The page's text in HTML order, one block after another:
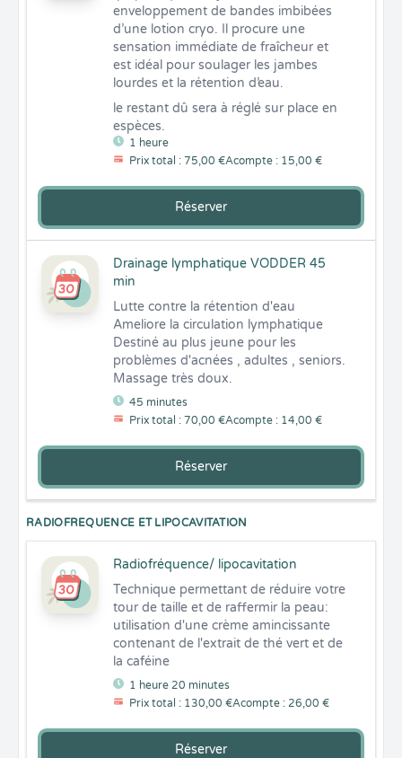
1 heure
Prix total : 75,00 €Acompte : 15,00 €
le restant dû sera à réglé sur place en
espèces.
enveloppement de bandes imbibées
d’une lotion cryo. Il procure une
sensation immédiate de fraîcheur et
est idéal pour soulager les jambes
lourdes et la rétention d’eau.
Réserver
Drainage lymphatique VODDER 45
min
45 minutes
Prix total : 70,00 €Acompte : 14,00 €
Lutte contre la rétention d'eau
Ameliore la circulation lymphatique
Destiné au plus jeune pour les
problèmes d'acnées , adultes , seniors.
Massage très doux.
Réserver
RADIOFREQUENCE ET LIPOCAVITATION
Radiofréquence/ lipocavitation
1 heure 20 minutes
Prix total : 130,00 €Acompte : 26,00 €
Technique permettant de réduire votre
tour de taille et de raffermir la peau:
utilisation d'une crème amincissante
contenant de l'extrait de thé vert et de
la caféine
Réserver